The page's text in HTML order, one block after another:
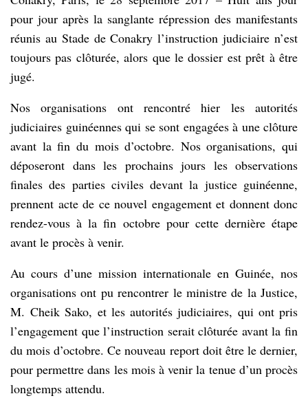
pour jour après la sanglante répression des manifestants
réunis au Stade de Conakry l’instruction judiciaire n’est
toujours pas clôturée, alors que le dossier est prêt à être
jugé.
Nos organisations ont rencontré hier les autorités
judiciaires guinéennes qui se sont engagées à une clôture
avant la fin du mois d’octobre. Nos organisations, qui
déposeront dans les prochains jours les observations
finales des parties civiles devant la justice guinéenne,
prennent acte de ce nouvel engagement et donnent donc
rendez-vous à la fin octobre pour cette dernière étape
avant le procès à venir.
Au cours d’une mission internationale en Guinée, nos
organisations ont pu rencontrer le ministre de la Justice,
M. Cheik Sako, et les autorités judiciaires, qui ont pris
l’engagement que l’instruction serait clôturée avant la fin
du mois d’octobre. Ce nouveau report doit être le dernier,
pour permettre dans les mois à venir la tenue d’un procès
longtemps attendu.